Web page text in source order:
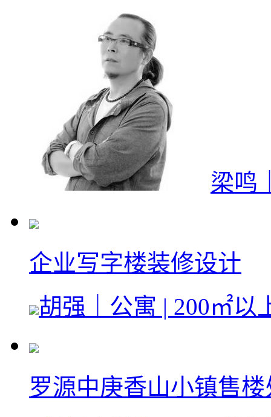
梁鸣
企业写字楼装修设计
胡强｜公寓 | 200㎡以
罗源中庚香山小镇售楼